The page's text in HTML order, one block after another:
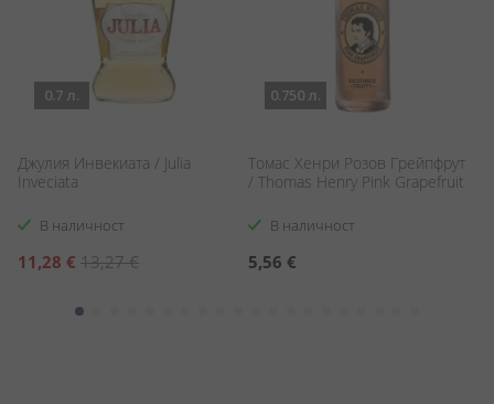
0.7 л.
Джулия Инвекиата / Julia
Inveciata
В наличност
Специална
11,28 € 13,27 €
0.750 л.
Томас Хенри Розов Грейпфрут
/ Thomas Henry Pink Grapefruit
В наличност
5,56 €